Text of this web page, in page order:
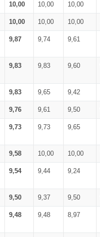
10,00 10,00 10,00
10,00 10,00 10,00
9,87 9,74 9,61
9,83 9,83 9,60
9,83 9,65 9,42
9,76 9,61 9,50
9,73 9,73 9,65
9,58 10,00 10,00
9,54 9,44 9,24
9,50 9,37 9,50
9,48 9,48 8,97